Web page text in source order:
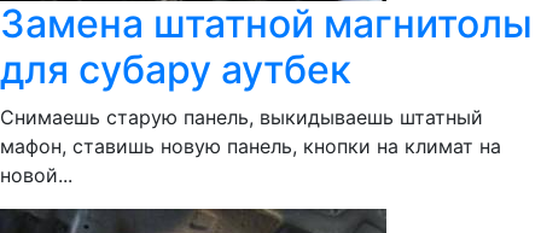
Замена штатной магнитолы
для субару аутбек
Снимаешь старую панель, выкидываешь штатный
мафон, ставишь новую панель, кнопки на климат на
новой...